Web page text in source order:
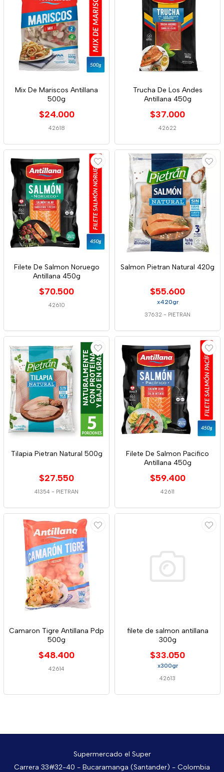
Mix De Mariscos Antillana
500g
$24.000
42618
Trucha De Los Andes
Antillana 450g
$37.000
42622
Filete De Salmon Noruego
Antillana 450g
$70.500
42610
Salmon Pietran Natural 420g
$55.600
x420gr
37632 - PIETRAN
Tilapia Pietran Natural 500g
$27.550
41354 - PIETRAN
Filete De Salmon Pacifico
Antillana 450g
$59.400
42611
Camaron Tigre Antillana Pdp
500g
$48.400
42614
filete de salmon antillana
300g
$33.050
x300gr
42613
Supermercado el Super
Carrera 33#32-40 - Bucaramanga (Santander) - Colombia